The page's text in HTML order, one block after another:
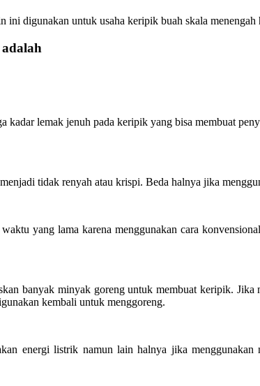
digunakan untuk usaha keripik buah skala menengah
lemak jenuh pada keripik yang bisa membuat
tidak renyah atau krispi. Beda halnya jika
yang lama karena menggunakan cara
banyak minyak goreng untuk membuat keripik.
kembali untuk menggoreng.
energi listrik namun lain halnya jika